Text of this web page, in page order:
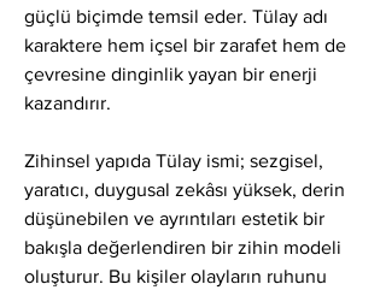
güçlü biçimde temsil eder. Tülay adı
karaktere hem içsel bir zarafet hem de
çevresine dinginlik yayan bir enerji
kazandırır.
Zihinsel yapıda Tülay ismi; sezgisel,
yaratıcı, duygusal zekâsı yüksek, derin
düşünebilen ve ayrıntıları estetik bir
bakışla değerlendiren bir zihin modeli
oluşturur. Bu kişiler olayların ruhunu